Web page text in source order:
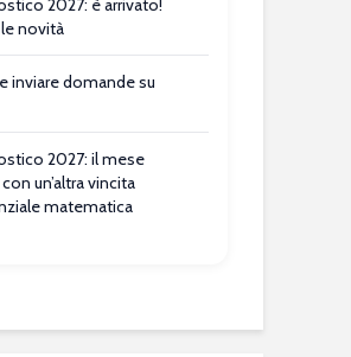
2027: è arrivato!
novità
inviare domande su
2027: il mese
un’altra vincita
matematica